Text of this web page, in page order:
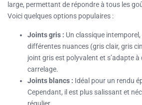
large, permettant de répondre à tous les
Voici quelques options populaires :
Joints gris : Un classique
différentes nuances (gris clair, gris
joint gris est polyvalent et s’adapte
carrelage.
Joints blancs : Idéal pour un rendu
Cependant, il est plus salissant et